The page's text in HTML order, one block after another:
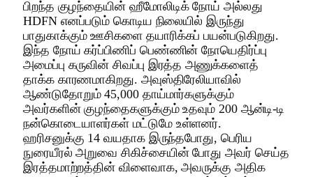
பிறந்த குழந்தையின் ஹீமோலிடிக் நோய் அல்லது
HDFN எனப்படும் கொடிய நிலையில் இருந்து
பாதுகாக்கும் ஊசிகளை தயாரிக்கப் பயன்படுகிறது.
இந்த நோய் கர்ப்பிணிப் பெண்ணின் நோயெதிர்ப்பு
அமைப்பு கருவின் சிவப்பு இரத்த அணுக்களைத்
தாக்க காரணமாகிறது. அவுஸ்திரேலியாவில்
ஆண்டுதோறும் 45,000 தாய்மார்களுக்கும்
அவர்களின் குழந்தைகளுக்கும் உதவும் 200 ஆன்டி-டி
நன்கொடையாளர்கள் மட்டுமே உள்ளனர்.
ஹரிசனுக்கு 14 வயதாக இருந்தபோது, ​​பெரிய
நுரையீரல் அறுவை சிகிச்சையின் போது அவர் செய்த
இரத்தமாற்றத்தின் விளைவாக, அவருக்கு அதிக